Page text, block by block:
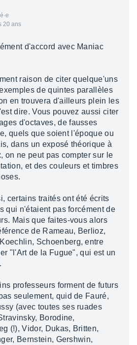
20 ans
d'accord avec Maniac
raison de citer quelque'uns
de quintes parallèles
en trouvera d'ailleurs plein les
dire. Vous pouvez aussi citer
d'octaves, de fausses
quels que soient l'époque ou
dans un exposé théorique à
on ne peut pas compter sur le
et des couleurs et timbres
certains traités ont été écrits
qui n'étaient pas forcément de
Mais que faites-vous alors
de Rameau, Berlioz,
Schoenberg, entre
"l'Art de la Fugue", qui est un
professeurs forment de futurs
seulement, quid de Fauré,
(avec toutes ses ruades
Borodine,
(!), Vidor, Dukas, Britten,
Bernstein, Gershwin,